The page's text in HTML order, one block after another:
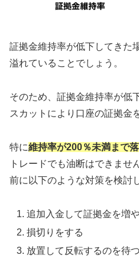
証拠金維持率が低下してきた
溢れていることでしょう。
そのため、証拠金維持率が低
スカットにより口座の証拠金
特に維持率が200％未満まで
トレードでも油断はできませ
前に以下のような対策を検討
追加入金して証拠金を増
損切りをする
放置して反転するのを待つ